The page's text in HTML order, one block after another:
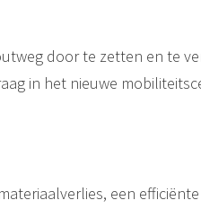
door te zetten en te
in het nieuwe
een